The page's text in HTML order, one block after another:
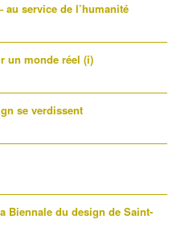
au service de l’humanité
un monde réel (i)
se verdissent
Biennale du design de Saint-